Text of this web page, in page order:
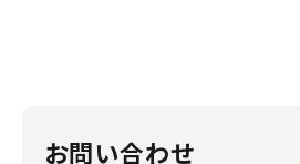
お問い合わせ